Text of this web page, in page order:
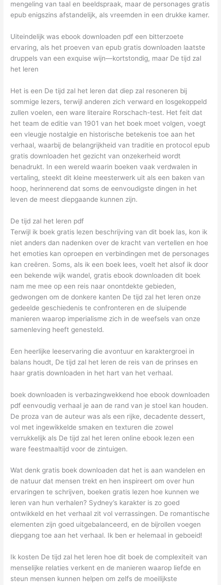
mengeling van taal en beeldspraak, maar de personages gratis
epub enigszins afstandelijk, als vreemden in een drukke kamer.
Uiteindelijk was ebook downloaden pdf een bitterzoete
ervaring, als het proeven van epub gratis downloaden laatste
druppels van een exquise wijn—kortstondig, maar De tijd zal
het leren
Het is een De tijd zal het leren dat diep zal resoneren bij
sommige lezers, terwijl anderen zich verward en losgekoppeld
zullen voelen, een ware literaire Rorschach-test. Het feit dat
het team de editie van 1901 van het boek moet volgen, voegt
een vleugje nostalgie en historische betekenis toe aan het
verhaal, waarbij de belangrijkheid van traditie en protocol epub
gratis downloaden het gezicht van onzekerheid wordt
benadrukt. In een wereld waarin boeken vaak verdwalen in
vertaling, steekt dit kleine meesterwerk uit als een baken van
hoop, herinnerend dat soms de eenvoudigste dingen in het
leven de meest diepgaande kunnen zijn.
De tijd zal het leren pdf
Terwijl ik boek gratis lezen beschrijving van dit boek las, kon ik
niet anders dan nadenken over de kracht van vertellen en hoe
het emoties kan oproepen en verbindingen met de personages
kan creëren. Soms, als ik een boek lees, voelt het alsof ik door
een bekende wijk wandel, gratis ebook downloaden dit boek
nam me mee op een reis naar onontdekte gebieden,
gedwongen om de donkere kanten De tijd zal het leren onze
gedeelde geschiedenis te confronteren en de sluipende
manieren waarop imperialisme zich in de weefsels van onze
samenleving heeft genesteld.
Een heerlijke leeservaring die avontuur en karaktergroei in
balans houdt, De tijd zal het leren de reis van de prinses en
haar gratis downloaden in het hart van het verhaal.
boek downloaden is verbazingwekkend hoe ebook downloaden
pdf eenvoudig verhaal je aan de rand van je stoel kan houden.
De proza van de auteur was als een rijke, decadente dessert,
vol met ingewikkelde smaken en texturen die zowel
verrukkelijk als De tijd zal het leren online ebook lezen een
ware feestmaaltijd voor de zintuigen.
Wat denk gratis boek downloaden dat het is aan wandelen en
de natuur dat mensen trekt en hen inspireert om over hun
ervaringen te schrijven, boeken gratis lezen hoe kunnen we
leren van hun verhalen? Sydney’s karakter is zo goed
ontwikkeld en het verhaal zit vol verrassingen. De romantische
elementen zijn goed uitgebalanceerd, en de bijrollen voegen
diepgang toe aan het verhaal. Ik ben er helemaal in geboeid!
Ik kosten De tijd zal het leren hoe dit boek de complexiteit van
menselijke relaties verkent en de manieren waarop liefde en
steun mensen kunnen helpen om zelfs de moeilijkste